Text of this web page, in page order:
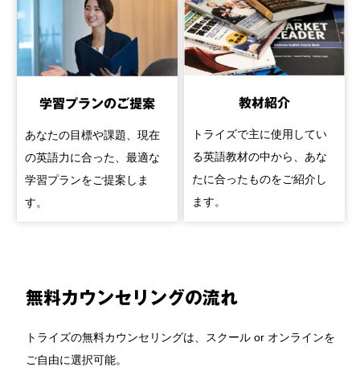
学習プランのご提案
あなたの目標や課題、現在
の英語力に合った、最適な
学習プランをご提案しま
す。
教材紹介
トライズで主に使用してい
る英語教材の中から、あな
たに合ったものをご紹介し
ます。
無料カウンセリングの流れ
トライズの無料カウンセリングは、スクール or オンラインを
ご自由に選択可能。